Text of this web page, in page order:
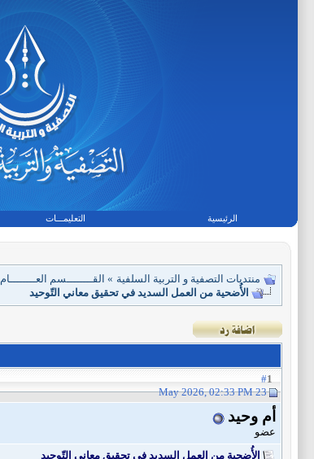
الرئيسية التعليمـــات
منتديات التصفية و التربية السلفية » القــــــــسم العــــــــام
الأُضحية من العمل السديد في تحقيق معاني التّوحيد
1
23 May 2026, 02:33 PM
أم وحيد
عضو
الأُضحية من العمل السديد في تحقيق معاني التّوحيد